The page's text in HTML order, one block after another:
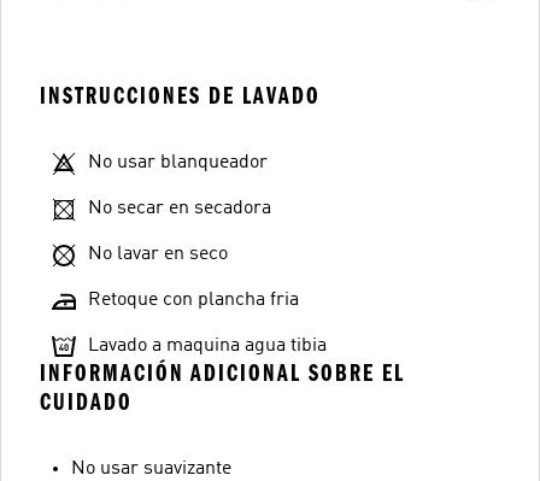
INSTRUCCIONES DE LAVADO
No usar blanqueador
No secar en secadora
No lavar en seco
Retoque con plancha fria
Lavado a maquina agua tibia
INFORMACIÓN ADICIONAL SOBRE EL
CUIDADO
No usar suavizante